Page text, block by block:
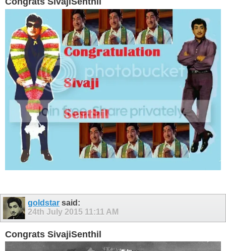
goldstar said:
24th July 2015 11:11 AM
Congrats SivajiSenthil